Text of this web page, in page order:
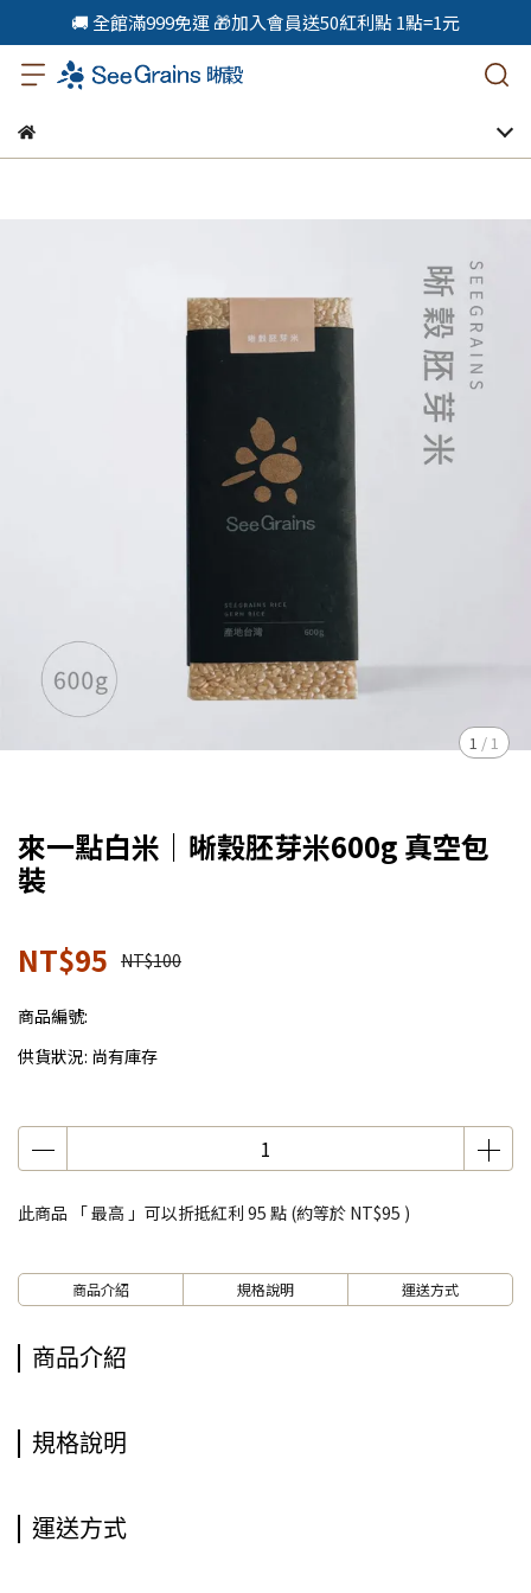
🚚 全館滿999免運 🎁加入會員送50紅利點 1點=1元
1 / 1
來一點白米｜晰穀胚芽米600g 真空包
裝
NT$95 NT$100
商品編號:
供貨狀況: 尚有庫存
此商品 「 最高 」可以折抵紅利 95 點 (約等於 NT$95 )
商品介紹 規格說明 運送方式
商品介紹
規格說明
運送方式